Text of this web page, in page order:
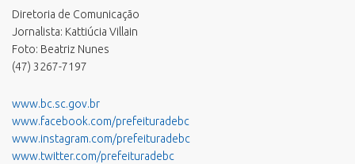
Diretoria de Comunicação
Jornalista: Kattiúcia Villain
Foto: Beatriz Nunes
(47) 3267-7197
www.bc.sc.gov.br
www.facebook.com/prefeituradebc
www.instagram.com/prefeituradebc
www.twitter.com/prefeituradebc